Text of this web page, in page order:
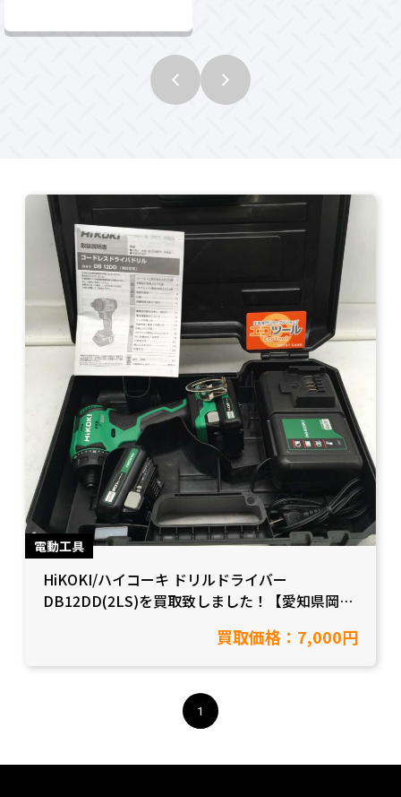
電動工具
HiKOKI/ハイコーキ ドリルドライバー
DB12DD(2LS)を買取致しました！【愛知県岡崎
買取価格：7,000円
1